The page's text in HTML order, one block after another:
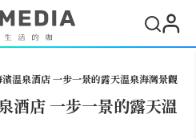
溫泉酒店 一步一景的露天溫泉海灣景觀
酒店 一步一景的露天溫